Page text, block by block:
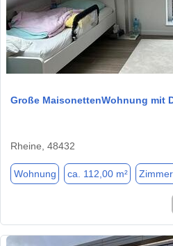
Große MaisonettenWohnung mit
Rheine, 48432
Wohnung ca. 112,00 m²